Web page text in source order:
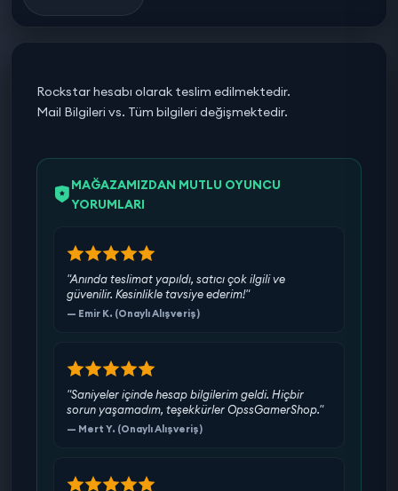
Rockstar hesabı olarak teslim edilmektedir.
Mail Bilgileri vs. Tüm bilgileri değişmektedir.
MAĞAZAMIZDAN MUTLU OYUNCU
YORUMLARI
"Anında teslimat yapıldı, satıcı çok ilgili ve
güvenilir. Kesinlikle tavsiye ederim!"
— Emir K. (Onaylı Alışveriş)
"Saniyeler içinde hesap bilgilerim geldi. Hiçbir
sorun yaşamadım, teşekkürler OpssGamerShop."
— Mert Y. (Onaylı Alışveriş)